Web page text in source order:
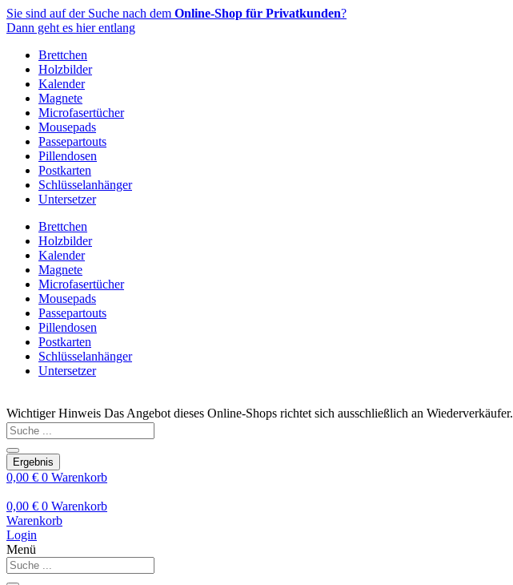
Zum
Inhalt
Sie sind auf der Suche nach dem Online-Shop für Privatkunden?
Dann geht es hier entlang
Brettchen
Holzbilder
Kalender
Magnete
Microfasertücher
Mousepads
Passepartouts
Pillendosen
Postkarten
Schlüsselanhänger
Untersetzer
Brettchen
Holzbilder
Kalender
Magnete
Microfasertücher
Mousepads
Passepartouts
Pillendosen
Postkarten
Schlüsselanhänger
Untersetzer
Wichtiger Hinweis Das Angebot dieses Online-Shops richtet sich ausschließlich an Wiederverkäufer.
Search
...
Ergebnis
0,00 € 0 Warenkorb
0,00 € 0 Warenkorb
Warenkorb
Login
Menü
Search
...